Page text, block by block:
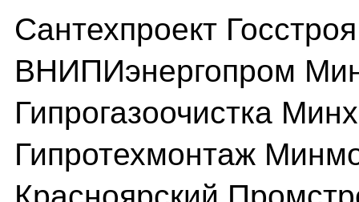
Сантехпроект
ВНИПИэнергопром
Гипрогазоочистка
Гипротехмонтаж